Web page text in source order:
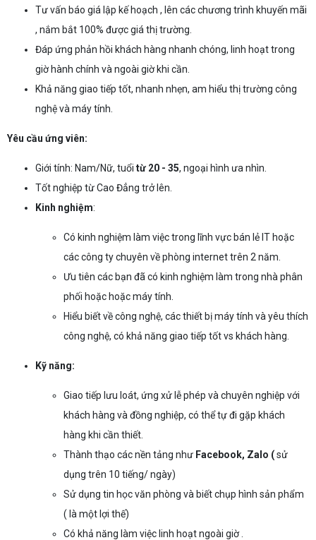
Tư vấn báo giá lập kế hoạch , lên các chương trình khuyến mãi
, nắm bắt 100% được giá thị trường.
Đáp ứng phản hồi khách hàng nhanh chóng, linh hoạt trong
giờ hành chính và ngoài giờ khi cần.
Khả năng giao tiếp tốt, nhanh nhẹn, am hiểu thị trường công
nghệ và máy tính.
Yêu cầu ứng viên:
Giới tính: Nam/Nữ, tuổi từ 20 - 35, ngoại hình ưa nhìn.
Tốt nghiệp từ Cao Đẳng trở lên.
Kinh nghiệm:
Có kinh nghiệm làm việc trong lĩnh vực bán lẻ IT hoặc
các công ty chuyên về phòng internet trên 2 năm.
Ưu tiên các bạn đã có kinh nghiệm làm trong nhà phân
phối hoặc hoặc máy tính.
Hiểu biết về công nghệ, các thiết bị máy tính và yêu thích
công nghệ, có khả năng giao tiếp tốt vs khách hàng.
Kỹ năng:
Giao tiếp lưu loát, ứng xử lễ phép và chuyên nghiệp với
khách hàng và đồng nghiệp, có thể tự đi gặp khách
hàng khi cần thiết.
Thành thạo các nền tảng như Facebook, Zalo (sử
dụng trên 10 tiếng/ ngày)
Sử dụng tin học văn phòng và biết chụp hình sản phẩm
( là một lợi thế)
Có khả năng làm việc linh hoạt ngoài giờ .